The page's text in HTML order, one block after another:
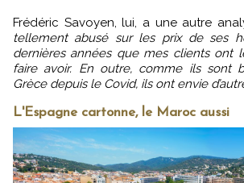
Frédéric Savoyen, lui, a une autre
tellement abusé sur les prix de ses
dernières années que mes clients ont
faire avoir. En outre, comme ils sont
Grèce depuis le Covid, ils ont envie
L'Espagne cartonne, le Maroc aussi